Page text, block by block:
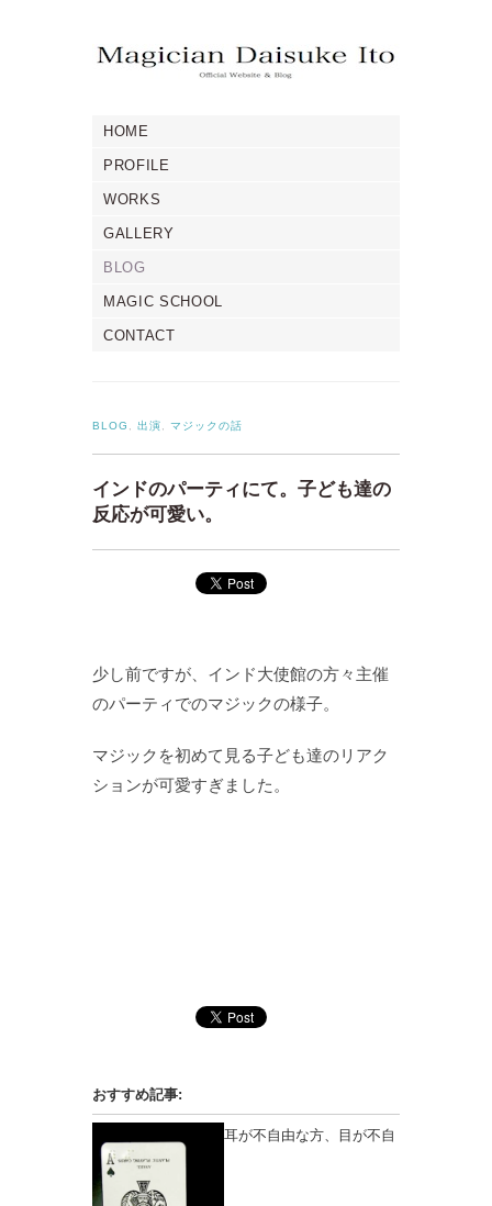
HOME
PROFILE
WORKS
GALLERY
BLOG
MAGIC SCHOOL
CONTACT
BLOG 出演 マジックの話
インドのパーティにて。子ども達の
反応が可愛い。
少し前ですが、インド大使館の方々主催
のパーティでのマジックの様子。
マジックを初めて見る子ども達のリアク
ションが可愛すぎました。
おすすめ記事:
耳が不自由な方、目が不自